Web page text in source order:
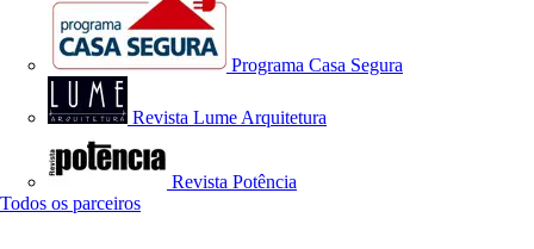
Programa Casa Segura
Revista Lume Arquitetura
Revista Potência
Todos os parceiros